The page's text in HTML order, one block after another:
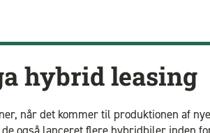
hybrid leasing
når det kommer til produktionen af